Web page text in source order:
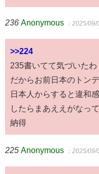
236 Anonymous ：2025/
>>224
235書いてて気づいたわ
だからお前日本のトン
日本人からすると違和
したらまあええがなっ
納得
225 Anonymous ：2025/